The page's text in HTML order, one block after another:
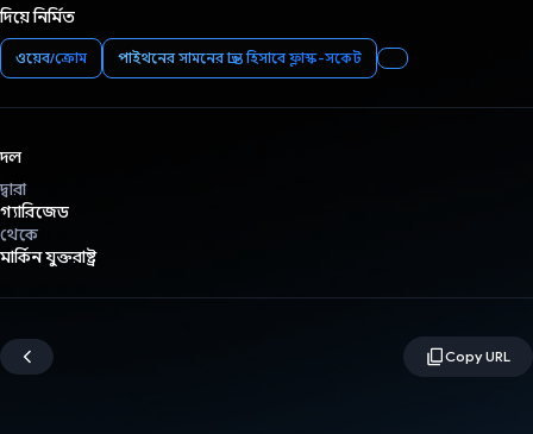
দিয়ে নির্মিত
ওয়েব/ক্রোম পাইথনের সামনের প্রান্ত হিসাবে ফ্লাস্ক-সকেট
দল
দ্বারা
গ্যারিজেড
থেকে
মার্কিন যুক্তরাষ্ট্র